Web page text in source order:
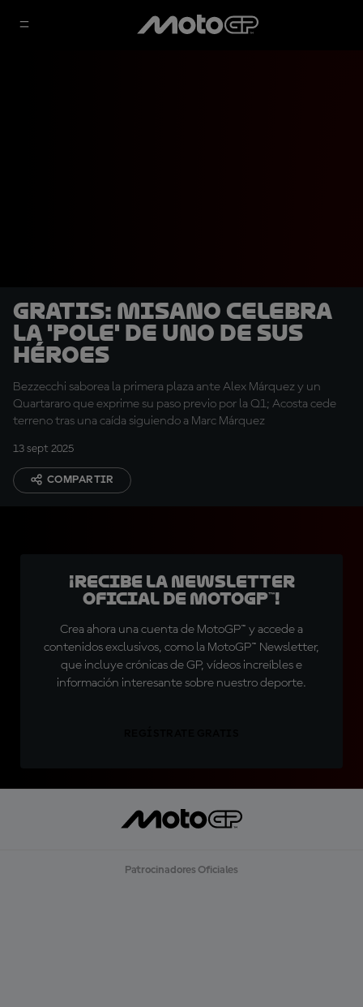
GRATIS: Misano celebra
la 'pole' de uno de sus
héroes
Bezzecchi saborea la primera plaza ante Alex Márquez y un
Quartararo que exprime su paso previo por la Q1; Acosta cede
terreno tras una caída siguiendo a Marc Márquez
13 sept 2025
COMPARTIR
¡Recibe la Newsletter
oficial de MotoGP™!
Crea ahora una cuenta de MotoGP™ y accede a
contenidos exclusivos, como la MotoGP™ Newsletter,
que incluye crónicas de GP, vídeos increíbles e
información interesante sobre nuestro deporte.
Patrocinadores Oficiales